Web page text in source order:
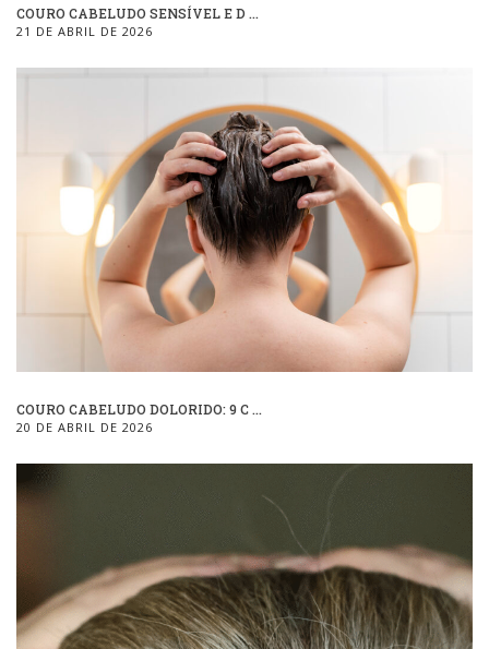
COURO CABELUDO SENSÍVEL E D ...
21 DE ABRIL DE 2026
COURO CABELUDO DOLORIDO: 9 C ...
20 DE ABRIL DE 2026